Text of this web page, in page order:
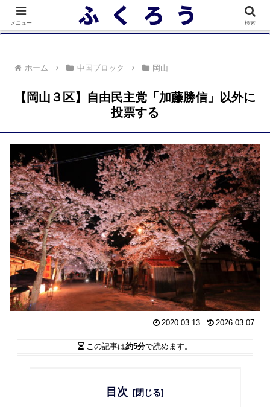
落選者一覧 政党別 (2/10)
ホーム 中国ブロック 岡山
【岡山３区】自由民主党「加藤勝信」以外に
投票する
2020.03.13 2026.03.07
この記事は約5分で読めます。
目次
メニュー 検索